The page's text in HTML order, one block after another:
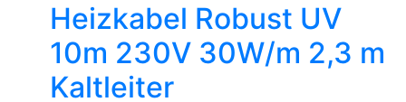
Heizkabel Robust UV
10m 230V 30W/m 2,3 m
Kaltleiter